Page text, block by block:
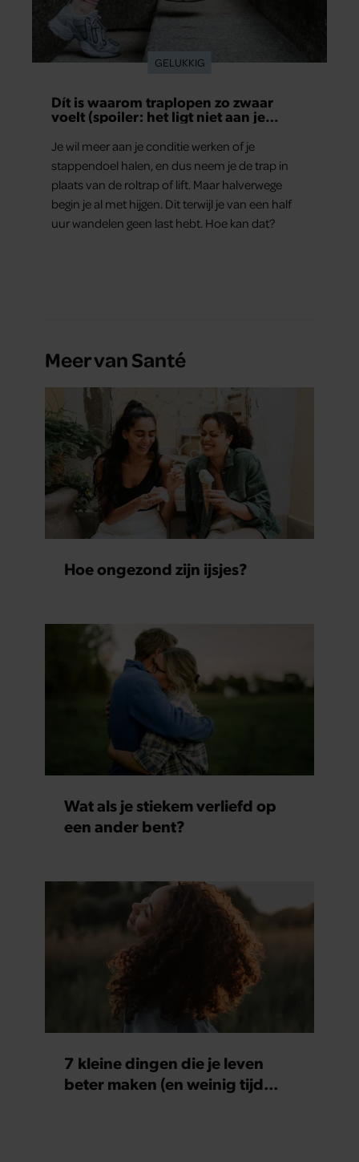
GELUKKIG
Dít is waarom traplopen zo zwaar
voelt (spoiler: het ligt niet aan je
Je wil meer aan je conditie werken of je
stappendoel halen, en dus neem je de trap in
plaats van de roltrap of lift. Maar halverwege
begin je al met hijgen. Dit terwijl je van een half
uur wandelen geen last hebt. Hoe kan dat?
Meer van Santé
Hoe ongezond zijn ijsjes?
Wat als je stiekem verliefd op
een ander bent?
7 kleine dingen die je leven
beter maken (en weinig tijd